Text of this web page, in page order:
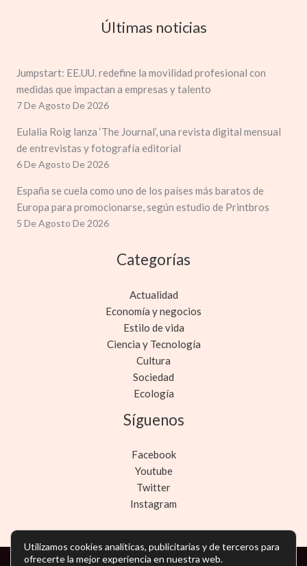
Últimas noticias
Jumpstart: EE.UU. redefine la movilidad profesional con
medidas que impactan a empresas y talento
7 De Agosto De 2026
Eulalia Roig lanza ‘The Journal’, una revista digital mensual
de entrevistas y fotografía editorial
6 De Agosto De 2026
España se cuela como uno de los países más baratos de
Europa para promocionarse, según estudio de Printbros
5 De Agosto De 2026
Categorías
Actualidad
Economía y negocios
Estilo de vida
Ciencia y Tecnología
Cultura
Sociedad
Ecología
Síguenos
Facebook
Youtube
Twitter
Instagram
Utilizamos cookies analíticas, publicitarias y de terceros para
ofrecerte la mejor experiencia en nuestra web.